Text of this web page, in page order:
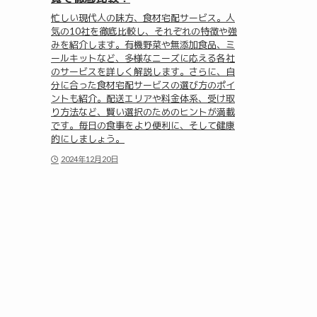
忙しい現代人の味方、食材宅配サービス。人
気の10社を徹底比較し、それぞれの特徴や強
みを紹介します。有機野菜や無添加食品、ミ
ールキットなど、多様なニーズに応える各社
のサービスを詳しく解説します。さらに、自
分に合った食材宅配サービスの選び方のポイ
ントも紹介。配送エリアや料金体系、受け取
り方法など、賢い選択のためのヒントが満載
です。毎日の食事をより便利に、そして健康
的にしましょう。
2024年12月20日